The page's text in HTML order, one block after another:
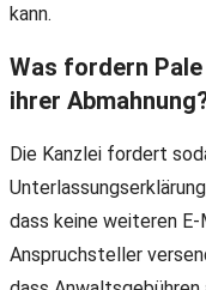
kann.
Was fordern
ihrer
Die Kanzlei fordert
dass keine weiteren E-
Anspruchsteller